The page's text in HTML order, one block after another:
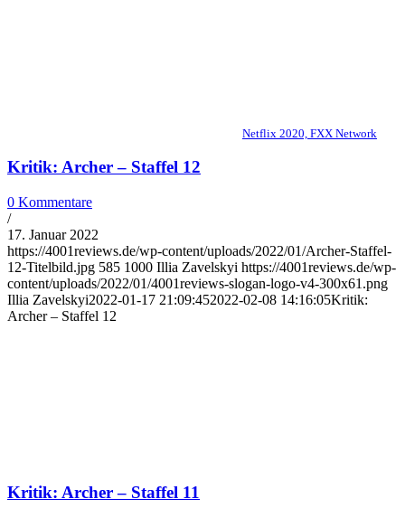
Netflix 2020, FXX Network
Kritik: Archer – Staffel 12
0 Kommentare
/
17. Januar 2022
https://4001reviews.de/wp-content/uploads/2022/01/Archer-Staffel-
12-Titelbild.jpg 585 1000 Illia Zavelskyi https://4001reviews.de/wp-
content/uploads/2022/01/4001reviews-slogan-logo-v4-300x61.png
Illia Zavelskyi2022-01-17 21:09:452022-02-08 14:16:05Kritik:
Archer – Staffel 12
Kritik: Archer – Staffel 11